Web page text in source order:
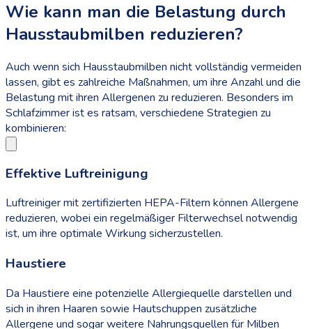
Wie kann man die Belastung durch
Hausstaubmilben reduzieren?
Auch wenn sich Hausstaubmilben nicht vollständig vermeiden
lassen, gibt es zahlreiche Maßnahmen, um ihre Anzahl und die
Belastung mit ihren Allergenen zu reduzieren. Besonders im
Schlafzimmer ist es ratsam, verschiedene Strategien zu
kombinieren:
Effektive Luftreinigung
Luftreiniger mit zertifizierten HEPA-Filtern können Allergene
reduzieren, wobei ein regelmäßiger Filterwechsel notwendig
ist, um ihre optimale Wirkung sicherzustellen.
Haustiere
Da Haustiere eine potenzielle Allergiequelle darstellen und
sich in ihren Haaren sowie Hautschuppen zusätzliche
Allergene und sogar weitere Nahrungsquellen für Milben